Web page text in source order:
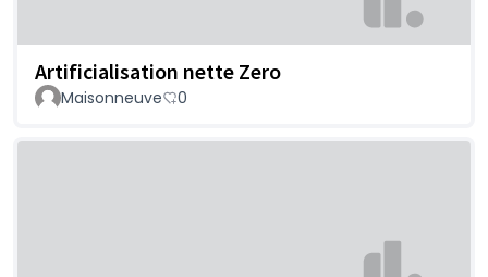
Artificialisation nette Zero
Maisonneuve 0